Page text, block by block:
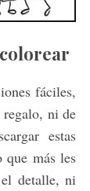
fáciles,
ni de
estas
más les
detalle, ni